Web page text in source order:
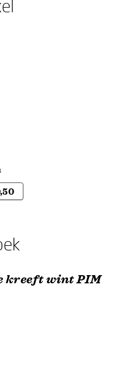
kreeft wint PIM